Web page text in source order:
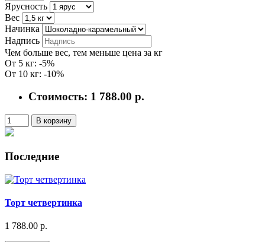
Ярусность
Вес
Начинка
Надпись
Чем больше вес, тем меньше цена за кг
От 5 кг: -5%
От 10 кг: -10%
Стоимость: 1 788.00 р.
В корзину
Последние
Торт четвертинка
1 788.00 р.